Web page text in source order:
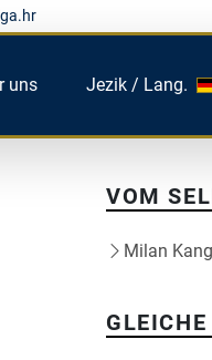
uns Jezik / Lang.
VOM
Milan